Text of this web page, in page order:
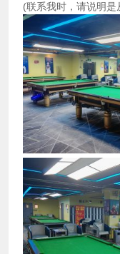
(联系我时，请说明